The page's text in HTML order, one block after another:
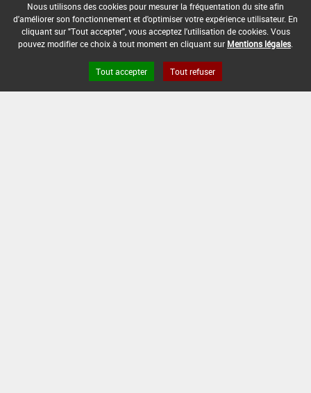
DATE DE RETRAIT DE L'USAGE :
-
Nous utilisons des cookies pour mesurer la fréquentation du site afin
d'améliorer son fonctionnement et d'optimiser votre expérience utilisateur. En
cliquant sur "Tout accepter", vous acceptez l'utilisation de cookies. Vous
pouvez modifier ce choix à tout moment en cliquant sur Mentions légales
Tout accepter Tout refuser